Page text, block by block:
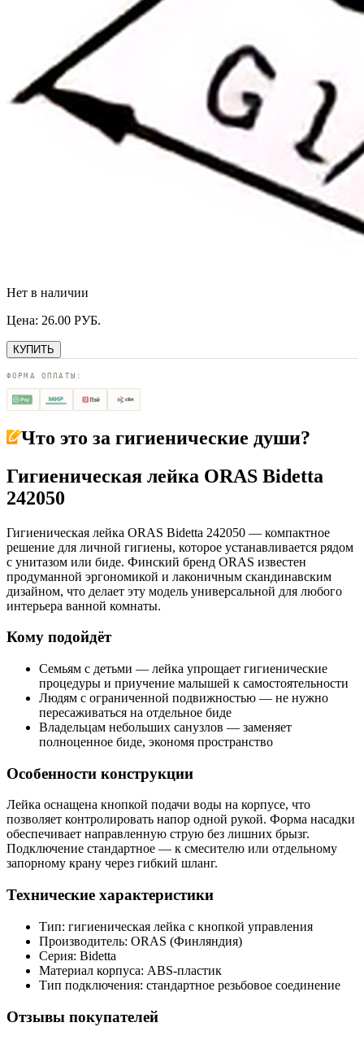
Нет в наличии
Цена: 26.00 РУБ.
КУПИТЬ
ФОРМА ОПЛАТЫ:
Что это за гигиенические души?
Гигиеническая лейка ORAS Bidetta
242050
Гигиеническая лейка ORAS Bidetta 242050 — компактное
решение для личной гигиены, которое устанавливается рядом
с унитазом или биде. Финский бренд ORAS известен
продуманной эргономикой и лаконичным скандинавским
дизайном, что делает эту модель универсальной для любого
интерьера ванной комнаты.
Кому подойдёт
Семьям с детьми — лейка упрощает гигиенические
процедуры и приучение малышей к самостоятельности
Людям с ограниченной подвижностью — не нужно
пересаживаться на отдельное биде
Владельцам небольших санузлов — заменяет
полноценное биде, экономя пространство
Особенности конструкции
Лейка оснащена кнопкой подачи воды на корпусе, что
позволяет контролировать напор одной рукой. Форма насадки
обеспечивает направленную струю без лишних брызг.
Подключение стандартное — к смесителю или отдельному
запорному крану через гибкий шланг.
Технические характеристики
Тип: гигиеническая лейка с кнопкой управления
Производитель: ORAS (Финляндия)
Серия: Bidetta
Материал корпуса: ABS-пластик
Тип подключения: стандартное резьбовое соединение
Отзывы покупателей